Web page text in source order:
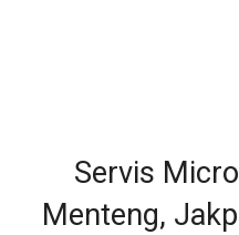
Servis
Menteng,